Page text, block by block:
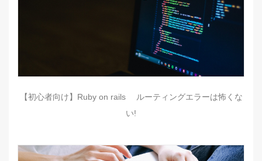
【初心者向け】Ruby on rails ルーティングエラーは怖くな
い!